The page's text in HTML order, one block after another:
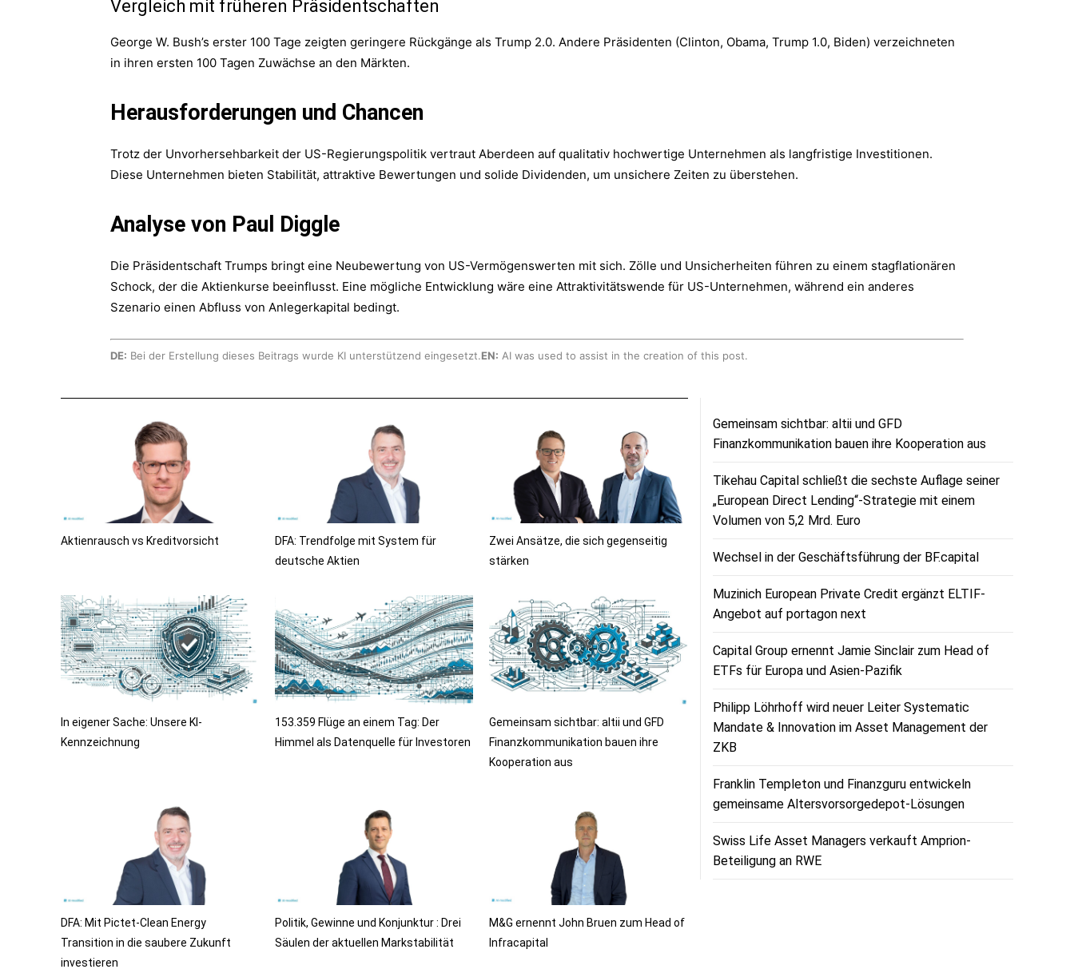
Vergleich mit früheren Präsidentschaften
George W. Bush’s erster 100 Tage zeigten geringere Rückgänge als Trump 2.0. Andere Präsidenten (Clinton, Obama, Trump 1.0, Biden) verzeichneten
in ihren ersten 100 Tagen Zuwächse an den Märkten.
Herausforderungen und Chancen
Trotz der Unvorhersehbarkeit der US-Regierungspolitik vertraut Aberdeen auf qualitativ hochwertige Unternehmen als langfristige Investitionen.
Diese Unternehmen bieten Stabilität, attraktive Bewertungen und solide Dividenden, um unsichere Zeiten zu überstehen.
Analyse von Paul Diggle
Die Präsidentschaft Trumps bringt eine Neubewertung von US-Vermögenswerten mit sich. Zölle und Unsicherheiten führen zu einem stagflationären
Schock, der die Aktienkurse beeinflusst. Eine mögliche Entwicklung wäre eine Attraktivitätswende für US-Unternehmen, während ein anderes
Szenario einen Abfluss von Anlegerkapital bedingt.
DE: Bei der Erstellung dieses Beitrags wurde KI unterstützend eingesetzt.EN: AI was used to assist in the creation of this post.
Aktienrausch vs Kreditvorsicht
DFA: Trendfolge mit System für
deutsche Aktien
Zwei Ansätze, die sich gegenseitig
stärken
In eigener Sache: Unsere KI-
Kennzeichnung
153.359 Flüge an einem Tag: Der
Himmel als Datenquelle für Investoren
Gemeinsam sichtbar: altii und GFD
Finanzkommunikation bauen ihre
Kooperation aus
DFA: Mit Pictet-Clean Energy
Transition in die saubere Zukunft
investieren
Politik, Gewinne und Konjunktur : Drei
Säulen der aktuellen Markstabilität
M&G ernennt John Bruen zum Head of
Infracapital
Gemeinsam sichtbar: altii und GFD
Finanzkommunikation bauen ihre Kooperation aus
Tikehau Capital schließt die sechste Auflage seiner
„European Direct Lending“-Strategie mit einem
Volumen von 5,2 Mrd. Euro
Wechsel in der Geschäftsführung der BF.capital
Muzinich European Private Credit ergänzt ELTIF-
Angebot auf portagon next
Capital Group ernennt Jamie Sinclair zum Head of
ETFs für Europa und Asien-Pazifik
Philipp Löhrhoff wird neuer Leiter Systematic
Mandate & Innovation im Asset Management der
ZKB
Franklin Templeton und Finanzguru entwickeln
gemeinsame Altersvorsorgedepot-Lösungen
Swiss Life Asset Managers verkauft Amprion-
Beteiligung an RWE